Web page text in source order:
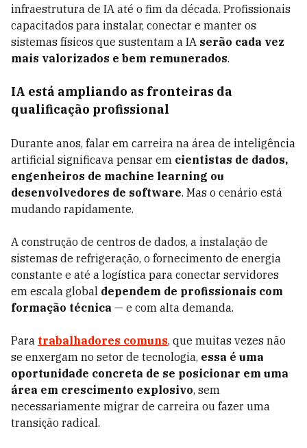
infraestrutura de IA até o fim da década. Profissionais
capacitados para instalar, conectar e manter os
sistemas físicos que sustentam a IA serão cada vez
mais valorizados e bem remunerados.
IA está ampliando as fronteiras da
qualificação profissional
Durante anos, falar em carreira na área de inteligência
artificial significava pensar em cientistas de dados,
engenheiros de machine learning ou
desenvolvedores de software. Mas o cenário está
mudando rapidamente.
A construção de centros de dados, a instalação de
sistemas de refrigeração, o fornecimento de energia
constante e até a logística para conectar servidores
em escala global dependem de profissionais com
formação técnica — e com alta demanda.
Para trabalhadores comuns, que muitas vezes não
se enxergam no setor de tecnologia, essa é uma
oportunidade concreta de se posicionar em uma
área em crescimento explosivo, sem
necessariamente migrar de carreira ou fazer uma
transição radical.